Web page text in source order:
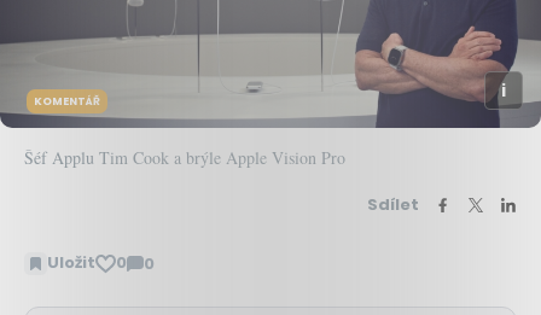
KOMENTÁŘ
Šéf Applu Tim Cook a brýle Apple Vision Pro
Sdílet
Uložit 0 0
Zobrazit